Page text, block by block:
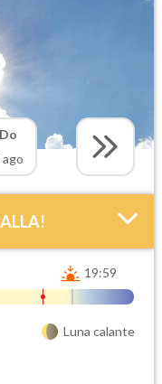
Do
ago
19:59
Luna calante